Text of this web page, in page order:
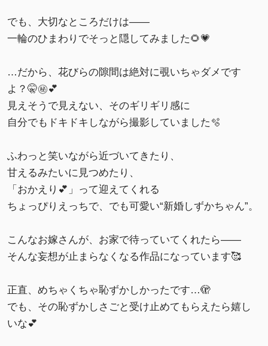
でも、大切なところだけは——
一輪のひまわりでそっと隠してみました🌻💗
…だから、花びらの隙間は絶対に覗いちゃダメです
よ？🤫㊙️💕
見えそうで見えない、そのギリギリ感に
自分でもドキドキしながら撮影していました🫧
ふわっと笑いながら近づいてきたり、
甘えるみたいに見つめたり、
「おかえり💕」って迎えてくれる
ちょっぴりえっちで、でも可愛い“新婚しずかちゃん”。
こんなお嫁さんが、お家で待っていてくれたら——
そんな妄想が止まらなくなる作品になっています🥰
正直、めちゃくちゃ恥ずかしかったです…🫣
でも、その恥ずかしさごと受け止めてもらえたら嬉し
いな💕